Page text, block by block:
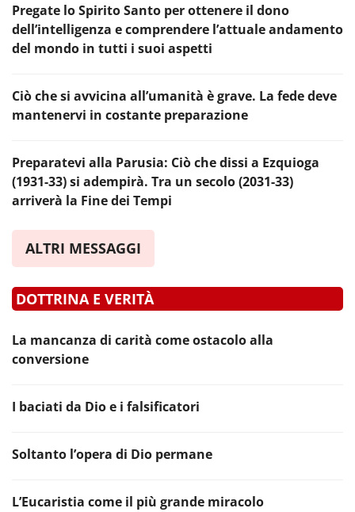
Pregate lo Spirito Santo per ottenere il dono
dell’intelligenza e comprendere l’attuale andamento
del mondo in tutti i suoi aspetti
Ciò che si avvicina all’umanità è grave. La fede deve
mantenervi in costante preparazione
Preparatevi alla Parusia: Ciò che dissi a Ezquioga
(1931-33) si adempirà. Tra un secolo (2031-33)
arriverà la Fine dei Tempi
ALTRI MESSAGGI
DOTTRINA E VERITÀ
La mancanza di carità come ostacolo alla
conversione
I baciati da Dio e i falsificatori
Soltanto l’opera di Dio permane
L’Eucaristia come il più grande miracolo